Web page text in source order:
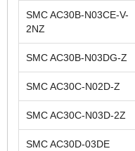
SMC AC30B-N03CE-V-
2NZ
SMC AC30B-N03DG-Z
SMC AC30C-N02D-Z
SMC AC30C-N03D-2Z
SMC AC30D-03DE